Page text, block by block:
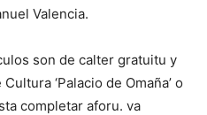
Valencia.
son de calter gratuitu y
‘Palacio de Omaña’ o
completar aforu. va